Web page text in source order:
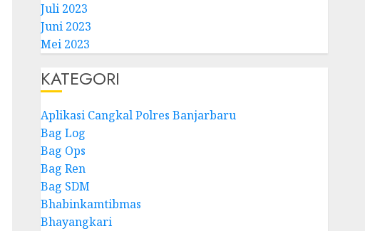
Juli 2023
Juni 2023
Mei 2023
KATEGORI
Aplikasi Cangkal Polres Banjarbaru
Bag Log
Bag Ops
Bag Ren
Bag SDM
Bhabinkamtibmas
Bhayangkari